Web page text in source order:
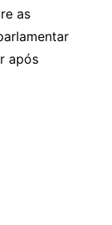
as
após